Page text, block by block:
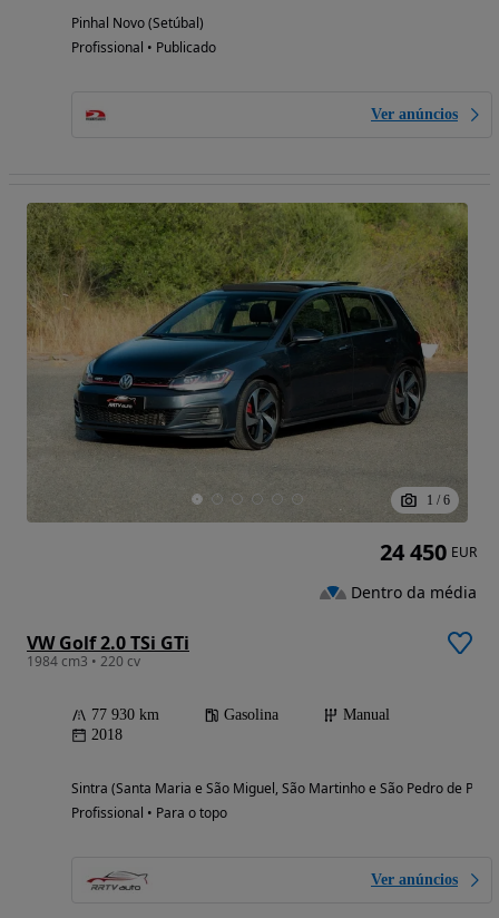
Pinhal Novo (Setúbal)
Profissional • Publicado
Ver anúncios
1 / 6
VW Golf 2.0 TSi GTi
1984 cm3 • 220 cv
77 930 km Gasolina
Manual
2018
Sintra (Santa Maria e São Miguel, São Martinho e São Pedro de
Profissional • Para o topo
Ver anúncios
24 450 EUR
Dentro da média